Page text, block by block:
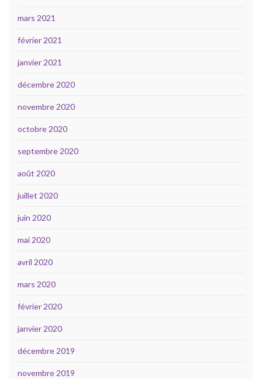
mars 2021
février 2021
janvier 2021
décembre 2020
novembre 2020
octobre 2020
septembre 2020
août 2020
juillet 2020
juin 2020
mai 2020
avril 2020
mars 2020
février 2020
janvier 2020
décembre 2019
novembre 2019